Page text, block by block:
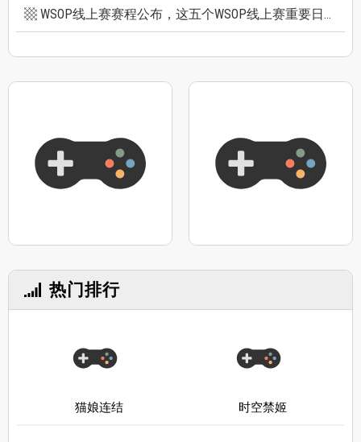
WSOP线上赛赛程公布，这五个WSOP线上赛重要日期千万别错过
热门排行
猫娘连结 时空禁姬